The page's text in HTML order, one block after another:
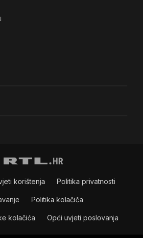
korištenja Politika privatnosti
Politika kolačiča
kolačića Opći uvjeti poslovanja